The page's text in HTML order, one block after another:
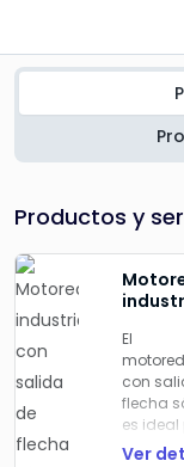
Productos y
de
sólida
alta
de
El
con
flecha
es ideal
Ver